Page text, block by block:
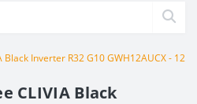
Inverter R32 G10 GWH12AUCX -
CLIVIA Black